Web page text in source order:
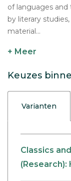
of languages and
by literary
material...
+ Meer
Keuzes
Varianten
Classics